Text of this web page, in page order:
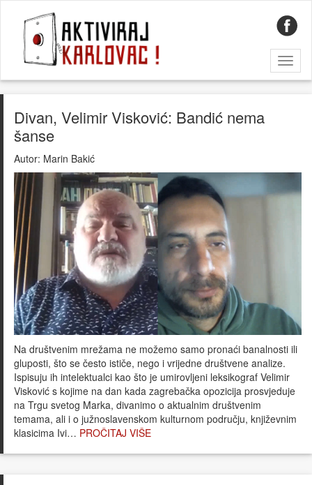
Divan, Velimir Visković: Bandić nema
šanse
Autor: Marin Bakić
Na društvenim mrežama ne možemo samo pronaći banalnosti ili
gluposti, što se često ističe, nego i vrijedne društvene analize.
Ispisuju ih intelektualci kao što je umirovljeni leksikograf Velimir
Visković s kojime na dan kada zagrebačka opozicija prosvjeduje
na Trgu svetog Marka, divanimo o aktualnim društvenim
temama, ali i o južnoslavenskom kulturnom području, književnim
klasicima Ivi… PROČITAJ VIŠE